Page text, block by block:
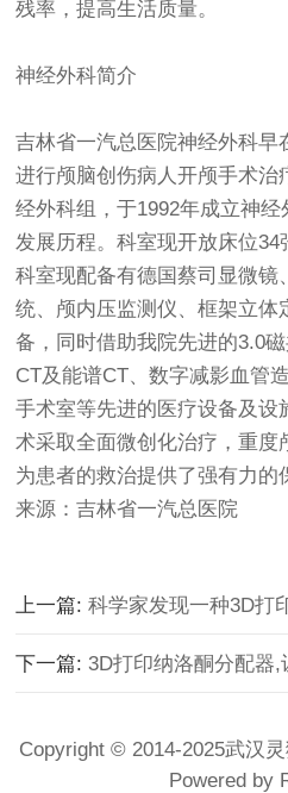
残率，提高生活质量。
神经外科简介
吉林省一汽总医院神经外科早
进行颅脑创伤病人开颅手术治
经外科组，于1992年成立神
发展历程。科室现开放床位34
科室现配备有德国蔡司显微镜
统、颅内压监测仪、框架立体
备，同时借助我院先进的3.0
CT及能谱CT、数字减影血管
手术室等先进的医疗设备及设
术采取全面微创化治疗，重度
为患者的救治提供了强有力的
来源：吉林省一汽总医院
上一篇:科学家发现一种3D打印
下一篇:3D打印纳洛酮分配器,
Copyright © 2014-2025武汉
Powered by